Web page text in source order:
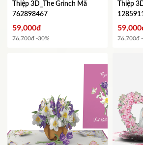
Thiệp 3D_The Grinch Mã
762898467
59,000đ
76,700đ -30%
Thiệp
76,700đ